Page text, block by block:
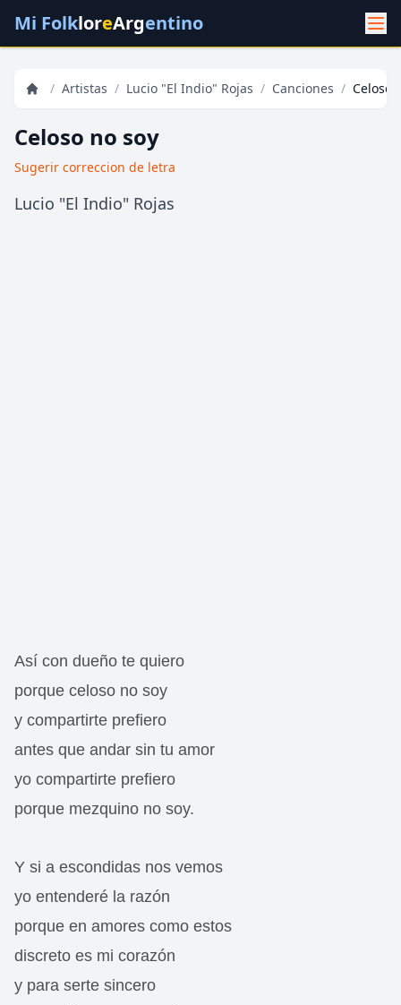
Mi FolkloreArgentino
/ Artistas / Lucio "El Indio" Rojas / Canciones / Celoso
Celoso no soy
Sugerir correccion de letra
Lucio "El Indio" Rojas
Así con dueño te quiero
porque celoso no soy
y compartirte prefiero
antes que andar sin tu amor
yo compartirte prefiero
porque mezquino no soy.
Y si a escondidas nos vemos
yo entenderé la razón
porque en amores como estos
discreto es mi corazón
y para serte sincero